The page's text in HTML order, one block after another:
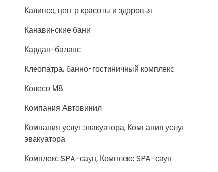
Калипсо, центр красоты и здоровья
Канавинские бани
Кардан-баланс
Клеопатра, банно-гостиничный комплекс
Колесо М8
Компания Автовинил
Компания услуг эвакуатора, Компания услуг
эвакуатора
Комплекс SPA-саун, Комплекс SPA-саун